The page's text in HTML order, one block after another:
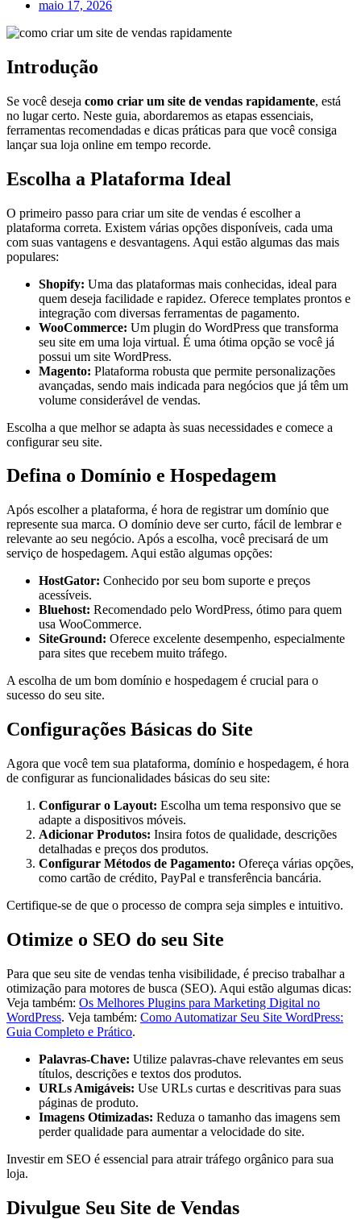
maio 17, 2026
Introdução
Se você deseja como criar um site de vendas rapidamente, está
no lugar certo. Neste guia, abordaremos as etapas essenciais,
ferramentas recomendadas e dicas práticas para que você consiga
lançar sua loja online em tempo recorde.
Escolha a Plataforma Ideal
O primeiro passo para criar um site de vendas é escolher a
plataforma correta. Existem várias opções disponíveis, cada uma
com suas vantagens e desvantagens. Aqui estão algumas das mais
populares:
Shopify: Uma das plataformas mais conhecidas, ideal para
quem deseja facilidade e rapidez. Oferece templates prontos e
integração com diversas ferramentas de pagamento.
WooCommerce: Um plugin do WordPress que transforma
seu site em uma loja virtual. É uma ótima opção se você já
possui um site WordPress.
Magento: Plataforma robusta que permite personalizações
avançadas, sendo mais indicada para negócios que já têm um
volume considerável de vendas.
Escolha a que melhor se adapta às suas necessidades e comece a
configurar seu site.
Defina o Domínio e Hospedagem
Após escolher a plataforma, é hora de registrar um domínio que
represente sua marca. O domínio deve ser curto, fácil de lembrar e
relevante ao seu negócio. Após a escolha, você precisará de um
serviço de hospedagem. Aqui estão algumas opções:
HostGator: Conhecido por seu bom suporte e preços
acessíveis.
Bluehost: Recomendado pelo WordPress, ótimo para quem
usa WooCommerce.
SiteGround: Oferece excelente desempenho, especialmente
para sites que recebem muito tráfego.
A escolha de um bom domínio e hospedagem é crucial para o
sucesso do seu site.
Configurações Básicas do Site
Agora que você tem sua plataforma, domínio e hospedagem, é hora
de configurar as funcionalidades básicas do seu site:
Configurar o Layout: Escolha um tema responsivo que se
adapte a dispositivos móveis.
Adicionar Produtos: Insira fotos de qualidade, descrições
detalhadas e preços dos produtos.
Configurar Métodos de Pagamento: Ofereça várias opções,
como cartão de crédito, PayPal e transferência bancária.
Certifique-se de que o processo de compra seja simples e intuitivo.
Otimize o SEO do seu Site
Para que seu site de vendas tenha visibilidade, é preciso trabalhar a
otimização para motores de busca (SEO). Aqui estão algumas dicas:
Veja também: Os Melhores Plugins para Marketing Digital no
WordPress. Veja também: Como Automatizar Seu Site WordPress:
Guia Completo e Prático.
Palavras-Chave: Utilize palavras-chave relevantes em seus
títulos, descrições e textos dos produtos.
URLs Amigáveis: Use URLs curtas e descritivas para suas
páginas de produto.
Imagens Otimizadas: Reduza o tamanho das imagens sem
perder qualidade para aumentar a velocidade do site.
Investir em SEO é essencial para atrair tráfego orgânico para sua
loja.
Divulgue Seu Site de Vendas